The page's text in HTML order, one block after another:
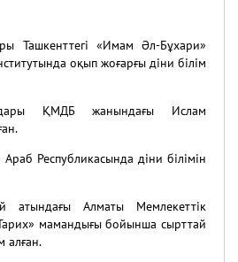
Ташкенттегі «Имам Әл-Бұхари»
оқып жоғарғы діни білім
ҚМДБ жанындағы Ислам
Республикасында діни білімін
Алматы Мемлекеттік
мамандығы бойынша сырттай
алған.